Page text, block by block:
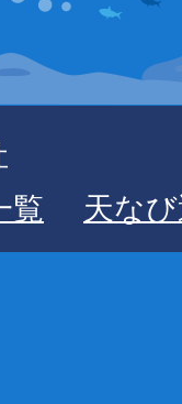
覧
天な